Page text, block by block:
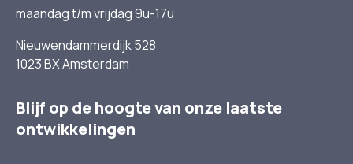
maandag t/m vrijdag 9u-17u
Nieuwendammerdijk 528
1023 BX Amsterdam
Blijf op de hoogte van onze laatste
ontwikkelingen